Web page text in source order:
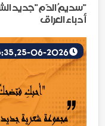
"سديمُ الدّم"جديد
أدباء العراق